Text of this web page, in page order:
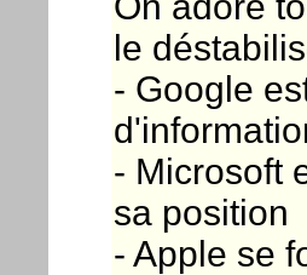
le
- Google
- Microsoft
sa position
- Apple se